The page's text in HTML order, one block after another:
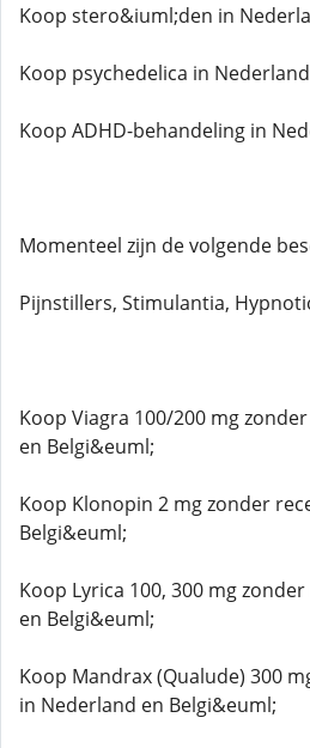
Koop stero&iuml;den in
Koop psychedelica in
Koop ADHD-behandeling in
Momenteel zijn de volgende
Pijnstillers, Stimulantia,
Koop Viagra 100/200 mg
en Belgi&euml;
Koop Klonopin 2 mg zonder
Belgi&euml;
Koop Lyrica 100, 300 mg
en Belgi&euml;
Koop Mandrax (Qualude) 300
in Nederland en Belgi&euml;